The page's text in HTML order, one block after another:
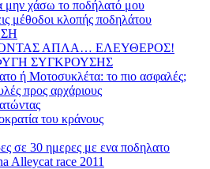
μην χάσω το ποδήλατό μου
μέθοδοι κλοπής ποδηλάτου
ΑΠΛΑ… ΕΛΕΥΘΕΡΟΣ!
ΣΥΓΚΡΟΥΣΗΣ
ή Μοτοσυκλέτα: το πιο ασφαλές;
προς αρχάριους
του κράνους
σε 30 ημερες με ενα ποδηλατο
Alleycat race 2011